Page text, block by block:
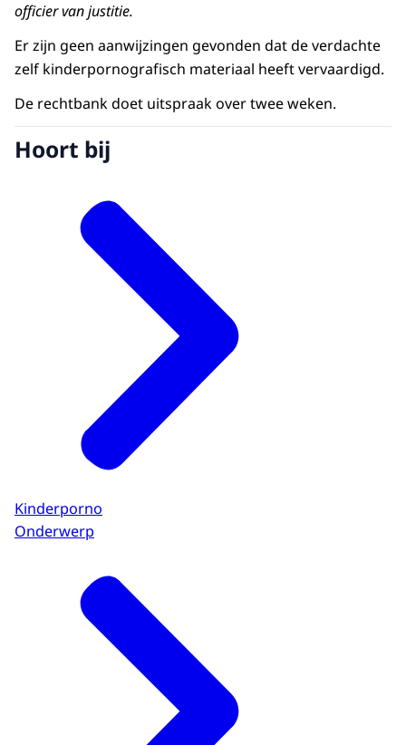
officier van justitie.
Er zijn geen aanwijzingen gevonden dat de verdachte
zelf kinderpornografisch materiaal heeft vervaardigd.
De rechtbank doet uitspraak over twee weken.
Hoort bij
Kinderporno
Onderwerp